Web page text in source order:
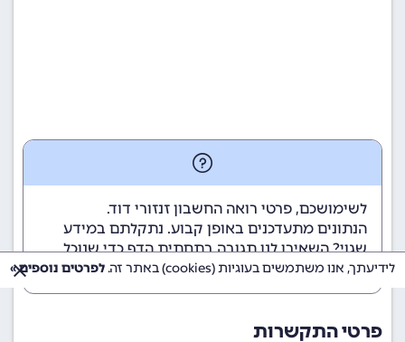
לשימושכם, פרטי רואה החשבון זנזורי דוד.
הנתונים מתעדכנים באופן קבוע. נתקלתם במידע
שגוי? השאירו לנו תגובה בתחתית הדף כדי שנוכל
לטפל בבעיה בהקדם.
פרטי התקשרות
לידיעתך, אנו משתמשים בעוגיות (cookies) באתר זה. לפרטים נוספים »